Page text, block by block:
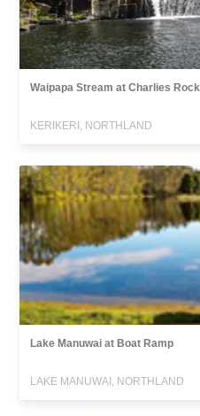
Waipapa Stream at Charlies Rock
KERIKERI, NORTHLAND
Lake Manuwai at Boat Ramp
LAKE MANUWAI, NORTHLAND